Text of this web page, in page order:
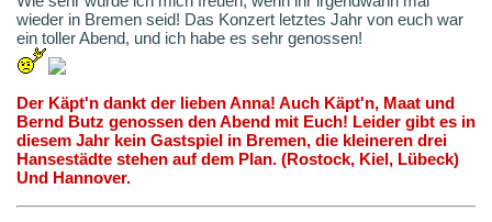
wieder in Bremen seid! Das Konzert letztes Jahr von euch war
ein toller Abend, und ich habe es sehr genossen!
Der Käpt'n dankt der lieben Anna! Auch Käpt'n, Maat und
Bernd Butz genossen den Abend mit Euch! Leider gibt es in
diesem Jahr kein Gastspiel in Bremen, die kleineren drei
Hansestädte stehen auf dem Plan. (Rostock, Kiel, Lübeck)
Und Hannover.